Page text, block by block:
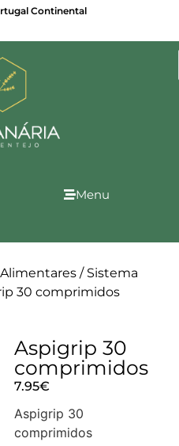
Continental
Menu
/ Sistema
30 comprimidos
Aspigrip 30
comprimidos
7.95€
Aspigrip 30
comprimidos